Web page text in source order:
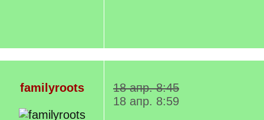
familyroots
18 апр. 8:45
18 апр. 8:59